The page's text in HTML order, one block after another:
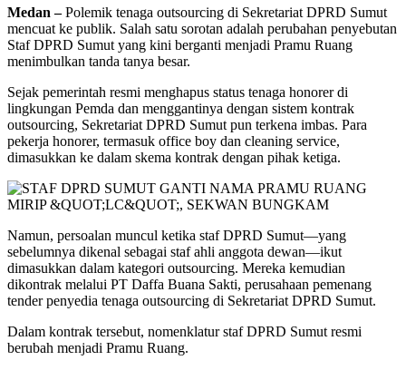
Medan –Polemik tenaga outsourcing di Sekretariat DPRD Sumut
mencuat ke publik. Salah satu sorotan adalah perubahan penyebutan
Staf DPRD Sumut yang kini berganti menjadi Pramu Ruang
menimbulkan tanda tanya besar.
Sejak pemerintah resmi menghapus status tenaga honorer di
lingkungan Pemda dan menggantinya dengan sistem kontrak
outsourcing, Sekretariat DPRD Sumut pun terkena imbas. Para
pekerja honorer, termasuk office boy dan cleaning service,
dimasukkan ke dalam skema kontrak dengan pihak ketiga.
Namun, persoalan muncul ketika staf DPRD Sumut—yang
sebelumnya dikenal sebagai staf ahli anggota dewan—ikut
dimasukkan dalam kategori outsourcing. Mereka kemudian
dikontrak melalui PT Daffa Buana Sakti, perusahaan pemenang
tender penyedia tenaga outsourcing di Sekretariat DPRD Sumut.
Dalam kontrak tersebut, nomenklatur staf DPRD Sumut resmi
berubah menjadi Pramu Ruang.